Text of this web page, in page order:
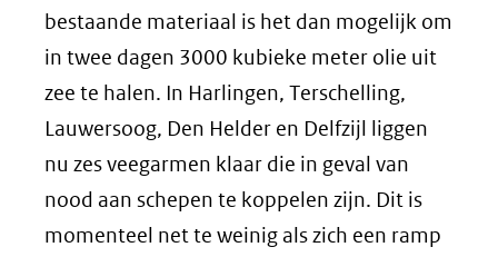
bestaande materiaal is het dan mogelijk om
in twee dagen 3000 kubieke meter olie uit
zee te halen. In Harlingen, Terschelling,
Lauwersoog, Den Helder en Delfzijl liggen
nu zes veegarmen klaar die in geval van
nood aan schepen te koppelen zijn. Dit is
momenteel net te weinig als zich een ramp